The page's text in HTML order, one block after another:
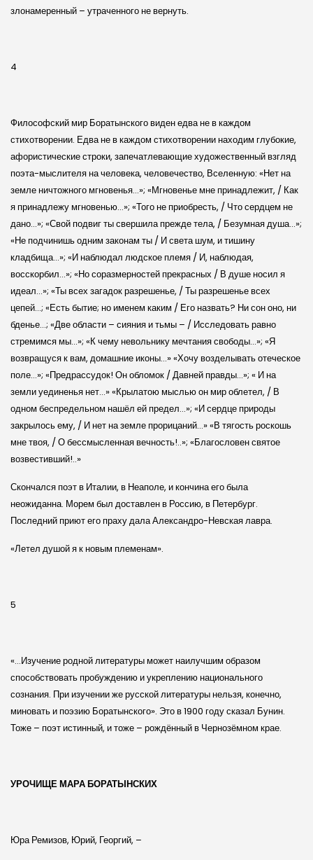
злонамеренный – утраченного не вернуть.
4
Философский мир Боратынского виден едва не в каждом
стихотворении. Едва не в каждом стихотворении находим глубокие,
афористические строки, запечатлевающие художественный взгляд
поэта­-мыслителя на человека, человечество, Вселенную: «Нет на
земле ничтожного мгновенья…»; «Мгновенье мне принадлежит, / Как
я принадлежу мгновенью…»; «Того не приобресть, / Что сердцем не
дано…»; «Свой подвиг ты свершила прежде тела, / Безумная душа…»;
«Не подчинишь одним законам ты / И света шум, и тишину
кладбища…»; «И наблюдал людское племя / И, наблюдая,
восскорбил…»; «Но соразмерностей прекрасных / В душе носил я
идеал…»; «Ты всех загадок разрешенье, / Ты разрешенье всех
цепей…; «Есть бытие; но именем каким / Его назвать? Ни сон оно, ни
бденье…; «Две области – сияния и тьмы – / Исследовать равно
стремимся мы…»; «К чему невольнику мечтания свободы…»; «Я
возвращуся к вам, домашние иконы…» «Хочу возделывать отеческое
поле…»; «Предрассудок! Он обломок / Давней правды…»; « И на
земли уединенья нет…» «Крылатою мыслью он мир облетел, / В
одном беспредельном нашёл ей предел…»; «И сердце природы
закрылось ему, / И нет на земле прорицаний…» «В тягость роскошь
мне твоя, / О бессмысленная вечность!..»; «Благословен святое
возвестивший!..»
Скончался поэт в Италии, в Неаполе, и кончина его была
неожиданна. Морем был доставлен в Россию, в Петербург.
Последний приют его праху дала Александро-­Невская лавра.
«Летел душой я к новым племенам».
5
«…Изучение родной литературы может наилучшим образом
способствовать пробуждению и укреплению национального
сознания. При изучении же русской литературы нельзя, конечно,
миновать и поэзию Боратынского». Это в 1900 году сказал Бунин.
Тоже – поэт истинный, и тоже – рождённый в Чернозёмном крае.
УРОЧИЩЕ МАРА БОРАТЫНСКИХ
Юра Ремизов, Юрий, Георгий, –